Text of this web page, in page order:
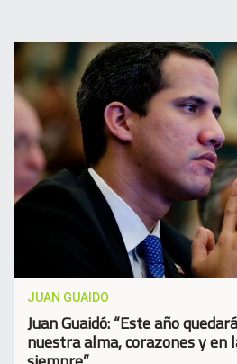
JUAN GUAIDO
Juan Guaidó: “Este año
nuestra alma, corazones y en